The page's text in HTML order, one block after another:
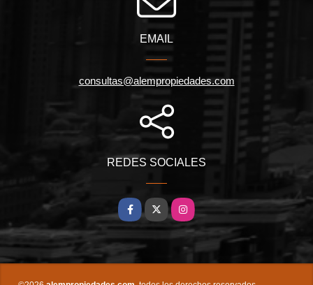
EMAIL
consultas@alempropiedades.com
REDES SOCIALES
Facebook
X Instagram